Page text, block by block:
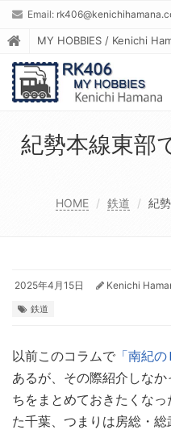
Email:
MY HOBBIES / Kenichi
紀勢本線東部
HOME 鉄道 紀
2025年4月15日 Kenichi
鉄道
以前このコラムで 「南紀
あるが、その際紹介しな
ちをまとめておきたくな
た千葉、つまりは房総・